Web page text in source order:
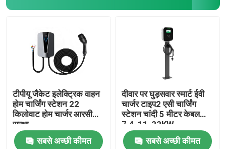
टीपीयू जैकेट इलेक्ट्रिक वाहन
होम चार्जिंग स्टेशन 22
किलोवाट होम चार्जर आरसीडी
सुरक्षा
सबसे अच्छी कीमत
दीवार पर घुड़सवार स्मार्ट ईवी
चार्जर टाइप2 एसी चार्जिंग
स्टेशन चांदी 5 मीटर केबल
7.4-11-22KW
सबसे अच्छी कीमत